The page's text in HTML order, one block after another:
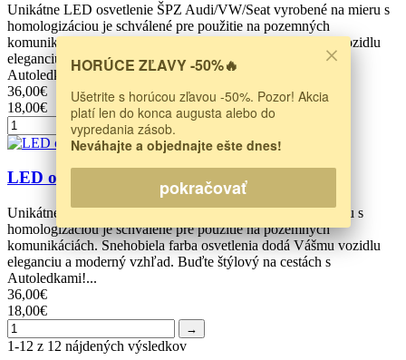
Unikátne LED osvetlenie ŠPZ Audi/VW/Seat vyrobené na mieru s
homologizáciou je schválené pre použitie na pozemných
komunikáciách. Snehobiela farba osvetlenia dodá Vášmu vozidlu
eleganciu a moderný vzhľad. Buďte štýlový na cestách s
Autoledkami!Cena...
36,00€
18,00€
LED osvetlenie ŠPZ pre BMW typ B
Unikátne LED osvetlenie ŠPZ pre BMW vyrobené na mieru s
homologizáciou je schválené pre použitie na pozemných
komunikáciách. Snehobiela farba osvetlenia dodá Vášmu vozidlu
eleganciu a moderný vzhľad. Buďte štýlový na cestách s
Autoledkami!...
36,00€
18,00€
→
1-12 z 12 nájdených výsledkov
HORÚCE ZĽAVY -50%🔥
Ušetrite s horúcou zľavou -50%. Pozor! Akcia
platí len do konca augusta alebo do
vypredania zásob.
Neváhajte a objednajte ešte dnes!
pokračovať